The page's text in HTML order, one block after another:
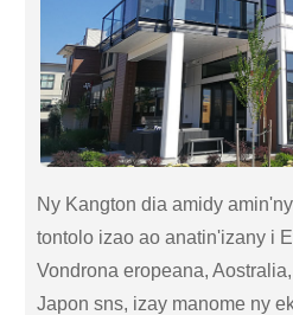
Ny Kangton dia amidy
tontolo izao ao anatin'izany i
Vondrona eropeana, Aostralia,
Japon sns, izay manome ny